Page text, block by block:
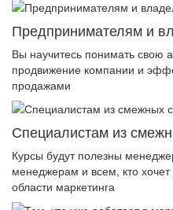
Предпринимателям и
Вы научитесь понимать свою
продвижение компании и
продажами
Специалистам из
Курсы будут полезны
менеджерам и всем, кто
области маркетинга